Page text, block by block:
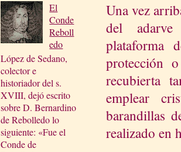
El
Conde
Reboll
edo
López de Sedano,
colector e
historiador del s.
XVIII, dejó escrito
sobre D. Bernardino
de Rebolledo lo
siguiente: «Fue el
Conde de
Una vez
del
plataforma
protección
recubierta
emplear
barandillas
realizado en